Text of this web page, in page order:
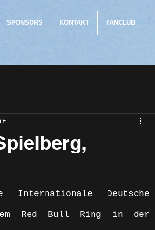
SPONSORS KONTAKT FANCLUB
Internationale Deutsche
Red Bull Ring in der